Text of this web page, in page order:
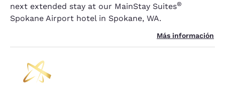
next extended stay at our MainStay Suites®
Spokane Airport hotel in Spokane, WA.
Más información